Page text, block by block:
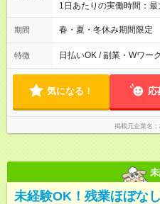
1日あたりの実働時間：
週2日～・1日2h～OK◎
のみ勤務可能です（18歳未満
す。 必ず、2名以上での
す。
期間 春・夏・冬休み期間限定
特徴 日払いOK / 副業・Wワー
気になる！ 応
掲載元企業名
未経験OK！残業ほぼな